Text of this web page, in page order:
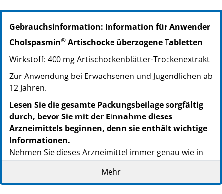
PZN: 09705297
PPN: 110970529742
PZN: 09705305
PZN: 09705311
PPN: 110970531102
Gebrauchsinformation: Information für Anwender
Cholspasmin® Artischocke überzogene Tabletten
Wirkstoff: 400 mg Artischockenblätter-Trockenextrakt
Zur Anwendung bei Erwachsenen und Jugendlichen ab
12 Jahren.
Lesen Sie die gesamte Packungsbeilage sorgfältig
durch, bevor Sie mit der Einnahme dieses
Arzneimittels beginnen, denn sie enthält wichtige
Informationen.
Nehmen Sie dieses Arzneimittel immer genau wie in
dieser Packungsbeilage beschrieben bzw. genau nach
Anweisung Ihres Arztes, Apothekers oder des
medizinischen Fachpersonals ein.
Mehr